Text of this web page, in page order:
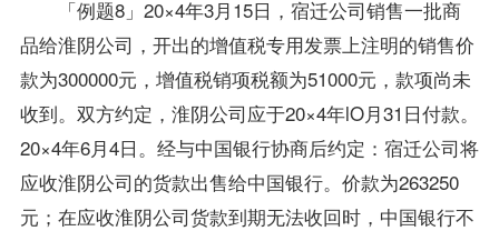
「例题8」20×4年3月15日，宿迁公司销售一批商
品给淮阴公司，开出的增值税专用发票上注明的销售价
款为300000元，增值税销项税额为51000元，款项尚未
收到。双方约定，淮阴公司应于20×4年lO月31日付款。
20×4年6月4日。经与中国银行协商后约定：宿迁公司将
应收淮阴公司的货款出售给中国银行。价款为263250
元；在应收淮阴公司货款到期无法收回时，中国银行不